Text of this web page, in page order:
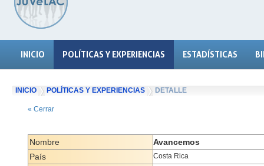
INICIO POLÍTICAS Y EXPERIENCIAS ESTADÍSTICAS
INICIO POLÍTICAS Y EXPERIENCIAS DETALLE
« Cerrar
Nombre
Avancemos
País
Costa Rica